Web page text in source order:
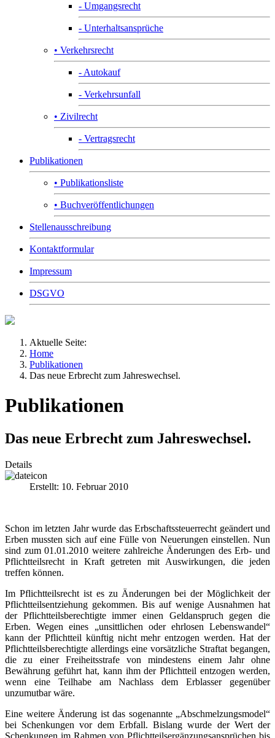
- Umgangsrecht
- Unterhaltsansprüche
• Verkehrsrecht
- Autokauf
- Verkehrsunfall
• Zivilrecht
- Vertragsrecht
Publikationen
• Publikationsliste
• Buchveröffentlichungen
Stellenausschreibung
Kontaktformular
Impressum
DSGVO
Aktuelle Seite:
Home
Publikationen
Das neue Erbrecht zum Jahreswechsel.
Publikationen
Das neue Erbrecht zum Jahreswechsel.
Details
Erstellt: 10. Februar 2010
Schon im letzten Jahr wurde das Erbschaftssteuerrecht geändert und
Erben mussten sich auf eine Fülle von Neuerungen einstellen. Nun
sind zum 01.01.2010 weitere zahlreiche Änderungen des Erb- und
Pflichtteilsrecht in Kraft getreten mit Auswirkungen, die jeden
treffen können.
Im Pflichtteilsrecht ist es zu Änderungen bei der Möglichkeit der
Pflichtteilsentziehung gekommen. Bis auf wenige Ausnahmen hat
der Pflichtteilsberechtigte immer einen Geldanspruch gegen die
Erben. Wegen eines „unsittlichen oder ehrlosen Lebenswandel“
kann der Pflichtteil künftig nicht mehr entzogen werden. Hat der
Pflichtteilsberechtigte allerdings eine vorsätzliche Straftat begangen,
die zu einer Freiheitsstrafe von mindestens einem Jahr ohne
Bewährung geführt hat, kann ihm der Pflichtteil entzogen werden,
wenn eine Teilhabe am Nachlass dem Erblasser gegenüber
unzumutbar wäre.
Eine weitere Änderung ist das sogenannte „Abschmelzungsmodel“
bei Schenkungen vor dem Erbfall. Bislang wurde der Wert der
Schenkungen im Rahmen von Pflichtteilsergänzungsansprüchen bis